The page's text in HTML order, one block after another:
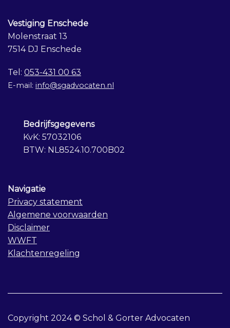
Vestiging Enschede
Molenstraat 13
7514 DJ Enschede
Tel: 053-431 00 63
E-mail: info@sgadvocaten.nl
Bedrijfsgegevens
KvK: 57032106
BTW: NL8524.10.700B02
Navigatie
Privacy statement
Algemene voorwaarden
Disclaimer
WWFT
Klachtenregeling
Copyright 2024 © Schol & Gorter Advocaten